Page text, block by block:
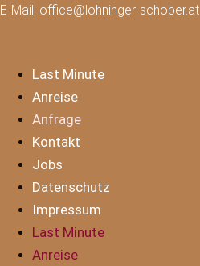
E-Mail: office@lohninger-schober.at
Last Minute
Anreise
Anfrage
Kontakt
Jobs
Datenschutz
Impressum
Last Minute
Anreise